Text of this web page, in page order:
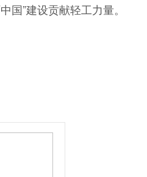
国”建设贡献轻工力量。